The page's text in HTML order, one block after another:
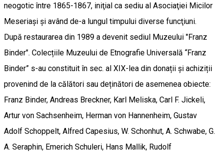
neogotic între 1865-1867, iniţial ca sediu al Asociaţiei Micilor
Meseriaşi şi având de-a lungul timpului diverse funcţiuni.
După restaurarea din 1989 a devenit sediul Muzeului "Franz
Binder". Colecțiile Muzeului de Etnografie Universală “Franz
Binder” s-au constituit în sec. al XIX-lea din donații şi achiziții
provenind de la călători sau deținători de asemenea obiecte:
Franz Binder, Andreas Breckner, Karl Meliska, Carl F. Jickeli,
Artur von Sachsenheim, Herman von Hannenheim, Gustav
Adolf Schoppelt, Alfred Capesius, W. Schonhut, A. Schwabe, G.
A. Seraphin, Emerich Schuleri, Hans Mallik, Rudolf